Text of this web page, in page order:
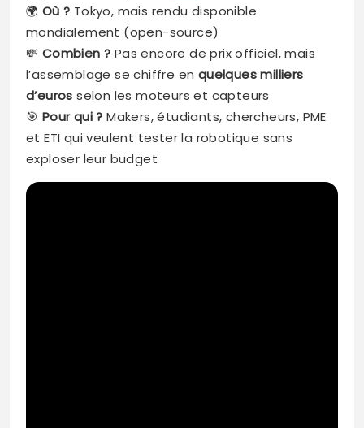
🌍 Où ? Tokyo, mais rendu disponible
mondialement (open-source)
💸 Combien ? Pas encore de prix officiel, mais
l’assemblage se chiffre en quelques milliers
d’euros selon les moteurs et capteurs
🎯 Pour qui ? Makers, étudiants, chercheurs, PME
et ETI qui veulent tester la robotique sans
exploser leur budget